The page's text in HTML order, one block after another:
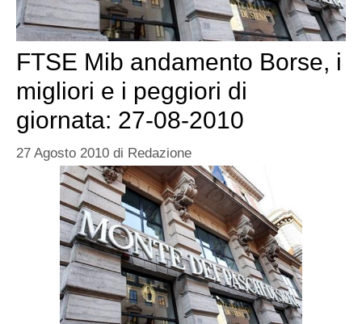
FTSE Mib andamento Borse, i
migliori e i peggiori di
giornata: 27-08-2010
27 Agosto 2010 di Redazione